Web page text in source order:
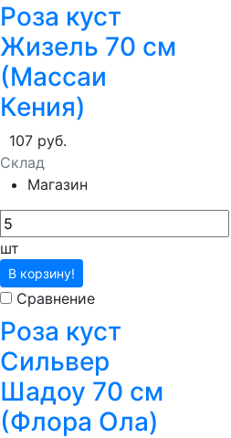
Роза куст
Жизель 70 см
(Массаи
Кения)
107 руб.
Склад
Магазин
шт
В корзину!
Сравнение
Роза куст
Сильвер
Шадоу 70 см
(Флора Ола)